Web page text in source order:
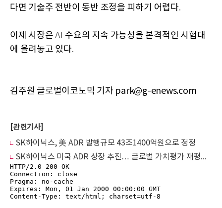
다면 기술주 전반이 동반 조정을 피하기 어렵다.
이제 시장은AI 수요의 지속 가능성을 본격적인 시험대
에 올려놓고 있다.
김주원 글로벌이코노믹 기자 park@g-enews.com
[관련기사]
SK하이닉스, 美 ADR 발행규모 43조1400억원으로 정정
SK하이닉스 미국 ADR 상장 추진… 글로벌 가치평가 재평가 시험대